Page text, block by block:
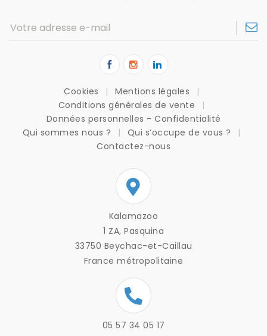
Cookies
Mentions légales
Conditions générales de vente
Données personnelles - Confidentialité
Qui sommes nous ?
Qui s’occupe de vous ?
Contactez-nous
Kalamazoo
1 ZA, Pasquina
33750 Beychac-et-Caillau
France métropolitaine
05 57 34 05 17